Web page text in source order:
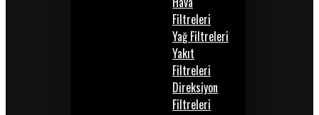
Filtreleri
Yağ Filtreleri
Yakıt
Filtreleri
Direksiyon
Filtreleri